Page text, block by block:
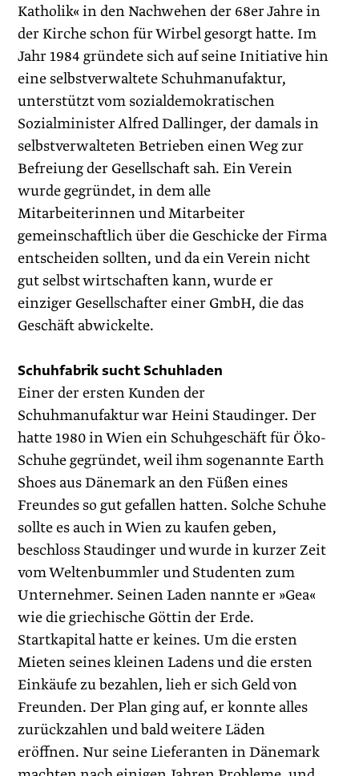
Katholik« in den Nachwehen der 68er Jahre in
der Kirche schon für Wirbel gesorgt hatte. Im
Jahr 1984 gründete sich auf seine Initiative hin
eine selbstverwaltete Schuhmanufaktur,
unterstützt vom sozialdemokratischen
Sozialminister Alfred Dallinger, der damals in
selbstverwalteten Betrieben einen Weg zur
Befreiung der Gesellschaft sah. Ein Verein
wurde gegründet, in dem alle
Mitarbeiterinnen und Mitarbeiter
gemeinschaftlich über die Geschicke der Firma
entscheiden sollten, und da ein Verein nicht
gut selbst wirtschaften kann, wurde er
einziger Gesellschafter einer GmbH, die das
Geschäft abwickelte.
Schuhfabrik sucht Schuhladen
Einer der ersten Kunden der
Schuhmanufaktur war Heini Staudinger. Der
hatte 1980 in Wien ein Schuhgeschäft für Öko-
Schuhe gegründet, weil ihm sogenannte Earth
Shoes aus Dänemark an den Füßen eines
Freundes so gut gefallen hatten. Solche Schuhe
sollte es auch in Wien zu kaufen geben,
beschloss Staudinger und wurde in kurzer Zeit
vom Weltenbummler und Studenten zum
Unternehmer. Seinen Laden nannte er »Gea«
wie die griechische Göttin der Erde.
Startkapital hatte er keines. Um die ersten
Mieten seines kleinen Ladens und die ersten
Einkäufe zu bezahlen, lieh er sich Geld von
Freunden. Der Plan ging auf, er konnte alles
zurückzahlen und bald weitere Läden
eröffnen. Nur seine Lieferanten in Dänemark